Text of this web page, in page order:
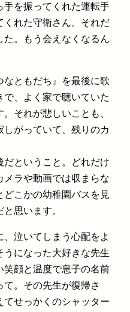
手を振ってくれた運転手
くれた守衛さん。それだ
。もう会えなくなるん
ともだち』を最後に歌
、よく家で聴いていた
それが悲しいことも、
がっていて、残りのカ
ということ。どれだけ
ラや動画では収まらな
こかの幼稚園バスを見
思います。
泣いてしまう心配をよ
になった大好きな先生
笑顔と温度で息子の名前
。その先生が復帰さ
せっかくのシャッター